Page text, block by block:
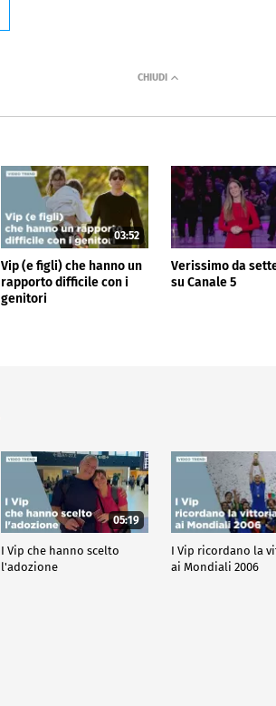
03:52
Vip (e figli) che hanno un
rapporto difficile con i
genitori
Verissimo da
su Canale 5
05:19
I Vip che hanno scelto
l'adozione
I Vip ricordano la
ai Mondiali 2006